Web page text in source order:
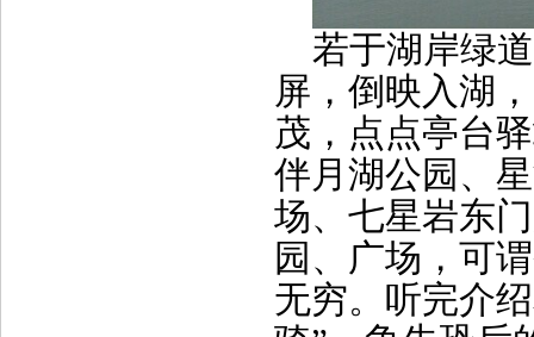
若于湖岸绿
屏，倒映入湖
茂，点点亭台
伴月湖公园、
场、七星岩东
园、广场，可
无穷。听完介